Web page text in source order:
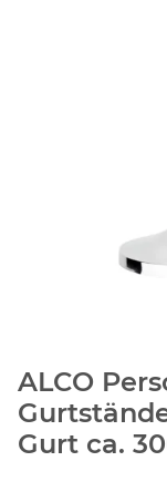
ALCO
Gurt ca.